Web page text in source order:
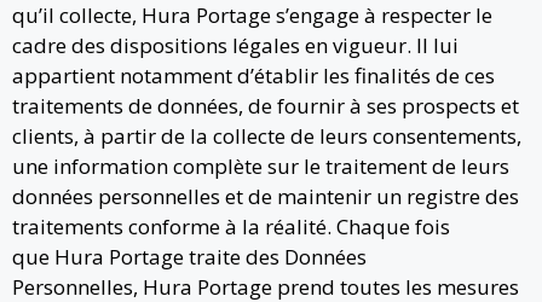
qu’il collecte, Hura Portage s’engage à respecter le
cadre des dispositions légales en vigueur. Il lui
appartient notamment d’établir les finalités de ces
traitements de données, de fournir à ses prospects et
clients, à partir de la collecte de leurs consentements,
une information complète sur le traitement de leurs
données personnelles et de maintenir un registre des
traitements conforme à la réalité. Chaque fois
que Hura Portage traite des Données
Personnelles, Hura Portage prend toutes les mesures